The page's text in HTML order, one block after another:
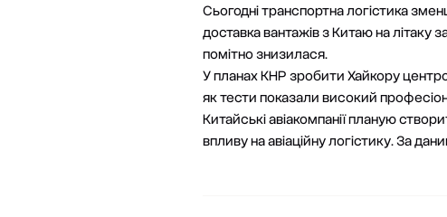
Сьогодні транспортна логістика
доставка вантажів з Китаюна літаку
помітно знизилася.
У планах КНР зробити Хайкору
як тести показали високий
Китайські авіакомпанії планую
впливу на авіаційну логістику. За